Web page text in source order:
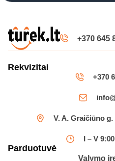
+370 645
Rekvizitai
+370
V. A. Graičiūno g.
I – V
Parduotuvė
Valymo